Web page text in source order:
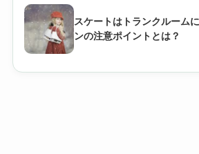
スケートはトランクルーム
ンの注意ポイントとは？